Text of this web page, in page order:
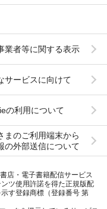
業者等に関する表示
サービスに向けて
の利用について
まのご利用端末から
の外部送信について
店・電子書籍配信サービス
ツ使用許諾を得た正規版配
す登録商標（登録番号 第